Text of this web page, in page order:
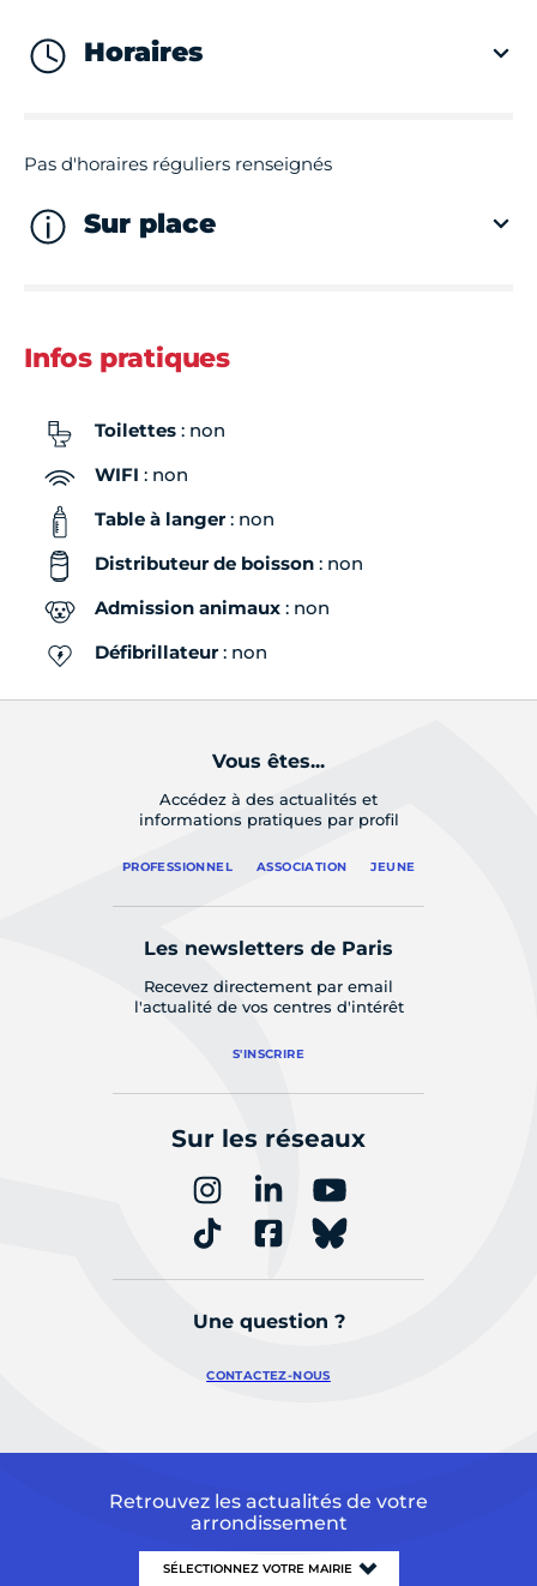
Horaires
Pas d'horaires réguliers renseignés
Sur place
Infos pratiques
Toilettes : non
WIFI : non
Table à langer: non
Distributeur de boisson : non
Admission animaux : non
Défibrillateur: non
Vous êtes...
Accédez à des actualités et
informations pratiques par profil
PROFESSIONNEL ASSOCIATION JEUNE
Les newsletters de Paris
Recevez directement par email
l'actualité de vos centres d'intérêt
S'INSCRIRE
Sur les réseaux
Une question ?
CONTACTEZ-NOUS
Retrouvez les actualités de votre
arrondissement